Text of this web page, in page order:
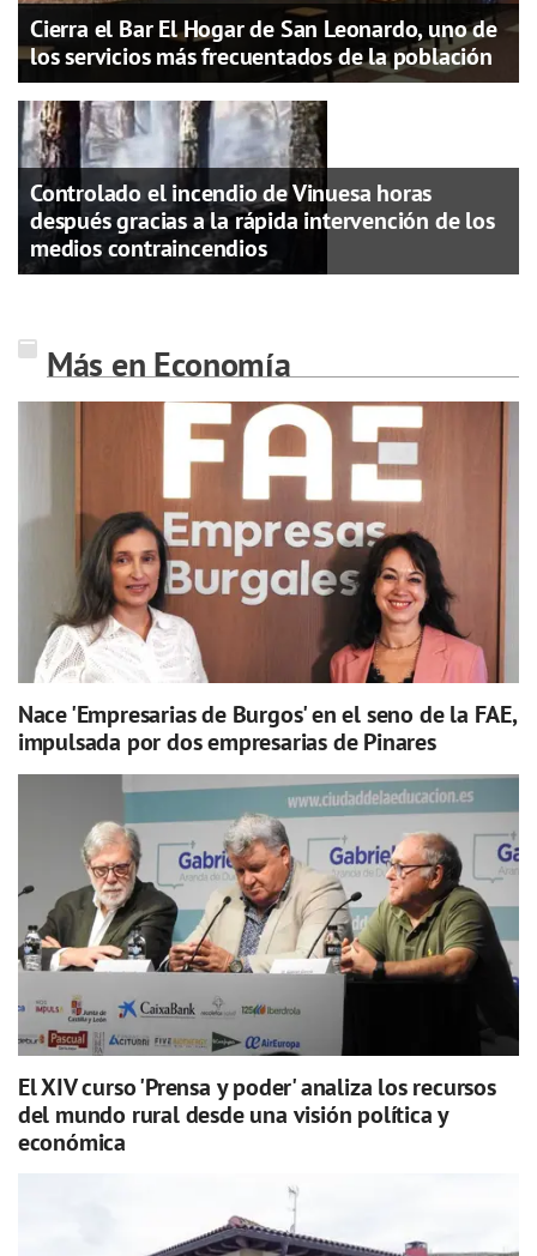
Cierra el Bar El Hogar de San Leonardo, uno de
los servicios más frecuentados de la población
Controlado el incendio de Vinuesa horas
después gracias a la rápida intervención de los
medios contraincendios
Más en Economía
Nace 'Empresarias de Burgos' en el seno de la FAE,
impulsada por dos empresarias de Pinares
El XIV curso 'Prensa y poder' analiza los recursos
del mundo rural desde una visión política y
económica